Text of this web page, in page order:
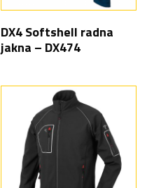
DX4 Softshell radna
jakna – DX474